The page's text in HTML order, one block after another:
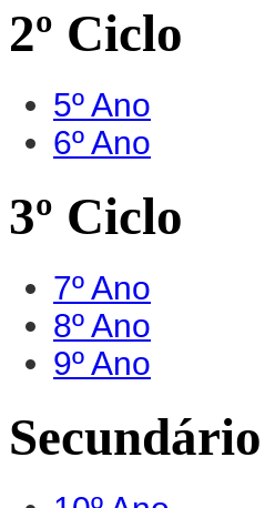
2º Ciclo
5º Ano
6º Ano
3º Ciclo
7º Ano
8º Ano
9º Ano
Secundário